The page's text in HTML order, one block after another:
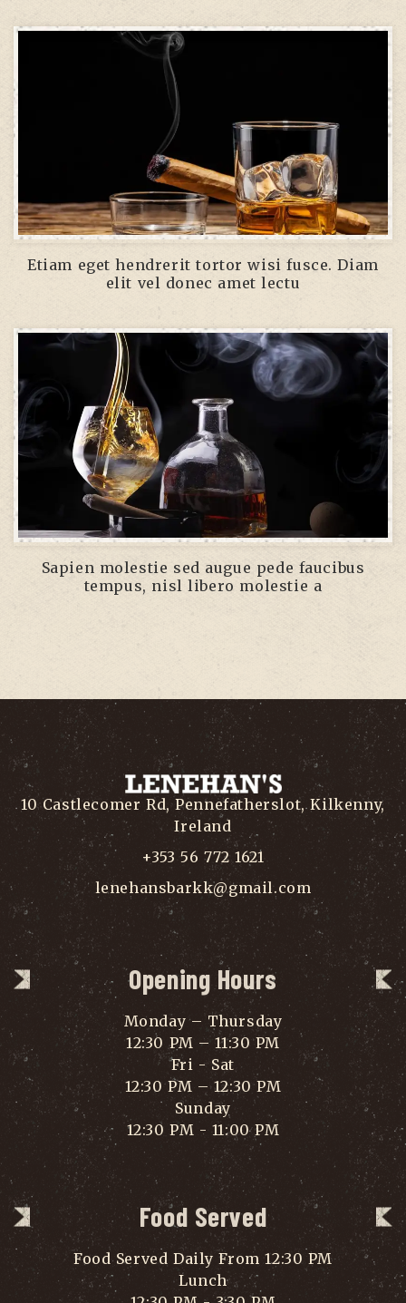
Etiam eget hendrerit tortor wisi fusce. Diam
elit vel donec amet lectu
Sapien molestie sed augue pede faucibus
tempus, nisl libero molestie a
10 Castlecomer Rd, Pennefatherslot, Kilkenny,
Ireland
+353 56 772 1621
lenehansbarkk@gmail.com
Opening Hours
Monday – Thursday
12:30 PM – 11:30 PM
Fri - Sat
12:30 PM – 12:30 PM
Sunday
12:30 PM - 11:00 PM
Food Served
Food Served Daily From 12:30 PM
Lunch